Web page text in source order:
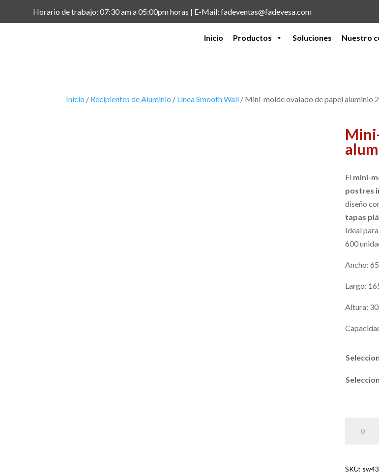
Horario de trabajo: 07:30 am a 05:00pm horas | E-Mail: fadeventas@fadevesa.com
Inicio Productos Soluciones Nuestro
Inicio / Recipientes de Aluminio / Linea Smooth Wall / Mini-molde ovalado de papel aluminio
El mini-
postres
diseño
tapas
Ideal
600
Ancho:
Largo:
Altura:
molde
SKU: sw43